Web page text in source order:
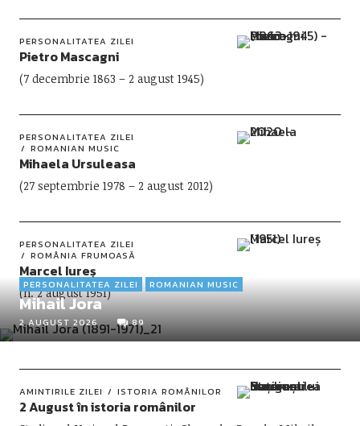
PERSONALITATEA ZILEI
Pietro Mascagni
(7 decembrie 1863 – 2 august 1945)
PERSONALITATEA ZILEI
ROMANIAN MUSIC
Mihaela Ursuleasa
(27 septembrie 1978 – 2 august 2012)
PERSONALITATEA ZILEI
ROMÂNIA FRUMOASĂ
Marcel Iureș
(n. 2 august 1951)
2 AUGUST 2026 89
PERSONALITATEA ZILEI ROMANIAN MUSIC
Mihail Jora
AMINTIRILE ZILEI ISTORIA ROMÂNILOR
2 August în istoria românilor